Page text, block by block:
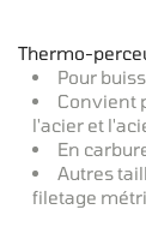
Thermo-
Pour
Convient
l'acier et
En
Autres
filetage